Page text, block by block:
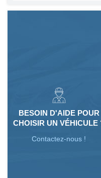
BESOIN D'AIDE POUR
CHOISIR UN VÉHICULE
Contactez-nous !